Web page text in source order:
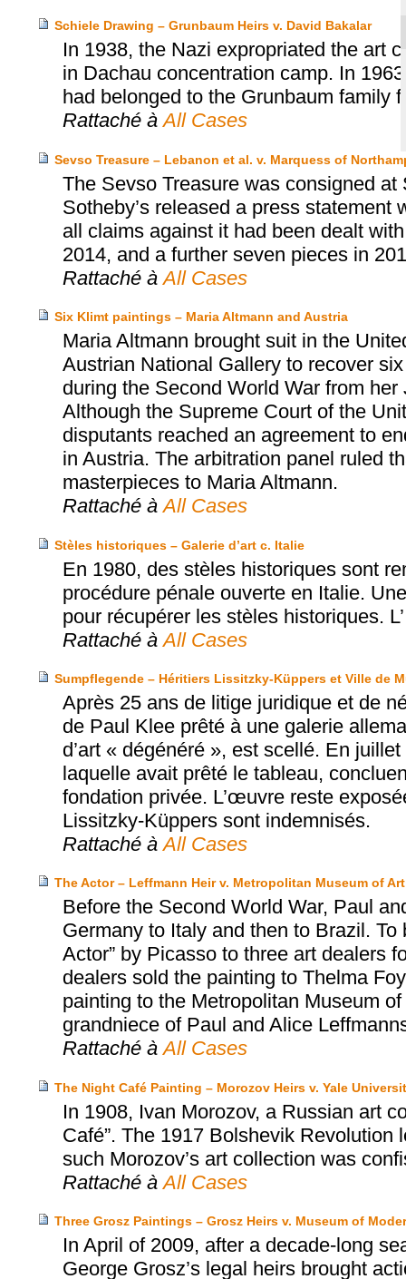
Schiele Drawing – Grunbaum Heirs v. David Bakalar
In 1938, the Nazi expropriated the art
in Dachau concentration camp. In
had belonged to the Grunbaum family
Rattaché à All Cases
Sevso Treasure – Lebanon et al. v. Marquess of
The Sevso Treasure was consigned
Sotheby’s released a press
all claims against it had been dealt
2014, and a further seven pieces in
Rattaché à All Cases
Six Klimt paintings – Maria Altmann and Austria
Maria Altmann brought suit in the
Austrian National Gallery to recover
during the Second World War from
Although the Supreme Court of the
disputants reached an agreement to
in Austria. The arbitration panel ruled
masterpieces to Maria Altmann.
Rattaché à All Cases
Stèles historiques – Galerie d’art c. Italie
En 1980, des stèles historiques sont
procédure pénale ouverte en Italie.
pour récupérer les stèles historiques.
Rattaché à All Cases
Sumpflegende – Héritiers Lissitzky-Küppers et Ville de
Après 25 ans de litige juridique et de
de Paul Klee prêté à une galerie
d’art « dégénéré », est scellé. En
laquelle avait prêté le tableau,
fondation privée. L’œuvre reste
Lissitzky-Küppers sont indemnisés.
Rattaché à All Cases
The Actor – Leffmann Heir v. Metropolitan Museum of Art
Before the Second World War, Paul
Germany to Italy and then to Brazil.
Actor” by Picasso to three art dealers
dealers sold the painting to Thelma
painting to the Metropolitan Museum
grandniece of Paul and Alice
Rattaché à All Cases
The Night Café Painting – Morozov Heirs v. Yale
In 1908, Ivan Morozov, a Russian art
Café”. The 1917 Bolshevik
such Morozov’s art collection was
Rattaché à All Cases
Three Grosz Paintings – Grosz Heirs v. Museum of
In April of 2009, after a decade-long
George Grosz’s legal heirs brought